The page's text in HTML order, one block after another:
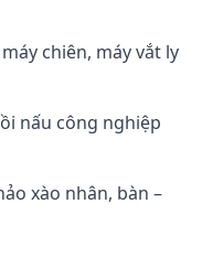
chiên, máy vắt ly
nấu công nghiệp
xào nhân, bàn –